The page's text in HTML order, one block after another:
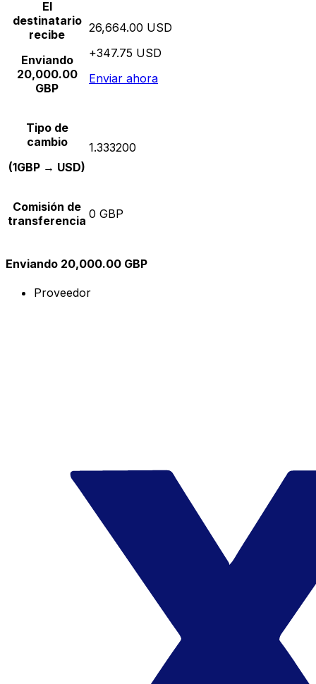
El
destinatario
recibe
Enviando
20,000.00
GBP
26,664.00 USD
+347.75 USD
Enviar ahora
Tipo de
cambio
(1GBP → USD)
1.333200
Comisión de
transferencia 0 GBP
Enviando 20,000.00 GBP
Proveedor